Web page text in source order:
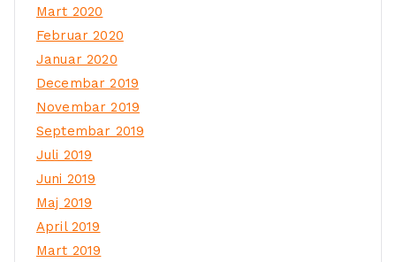
Mart 2020
Februar 2020
Januar 2020
Decembar 2019
Novembar 2019
Septembar 2019
Juli 2019
Juni 2019
Maj 2019
April 2019
Mart 2019